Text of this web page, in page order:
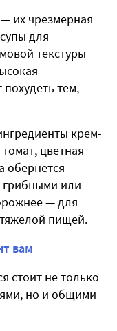
их чрезмерная
для
текстуры
тем,
крем-
цветная
обернется
грибными или
— для
пищей.
вам
стоит не только
но и общими